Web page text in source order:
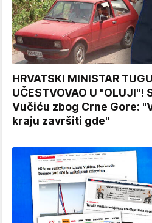
HRVATSKI MINISTAR
UČESTVOVAO U
Vučiću zbog Crne Gore:
kraju završiti gde"